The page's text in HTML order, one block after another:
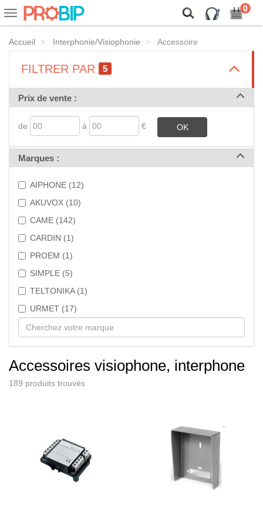
Voir
ou
cacher
la
0
Accueil Interphonie/Visiophonie Accessoire
FILTRER PAR 5
Prix de vente :
de à € OK
Marques :
AIPHONE (12)
AKUVOX (10)
CAME (142)
CARDIN (1)
PROEM (1)
SIMPLE (5)
TELTONIKA (1)
URMET (17)
Accessoires visiophone, interphone
189 produits trouvés
On vous présente nos cookies !